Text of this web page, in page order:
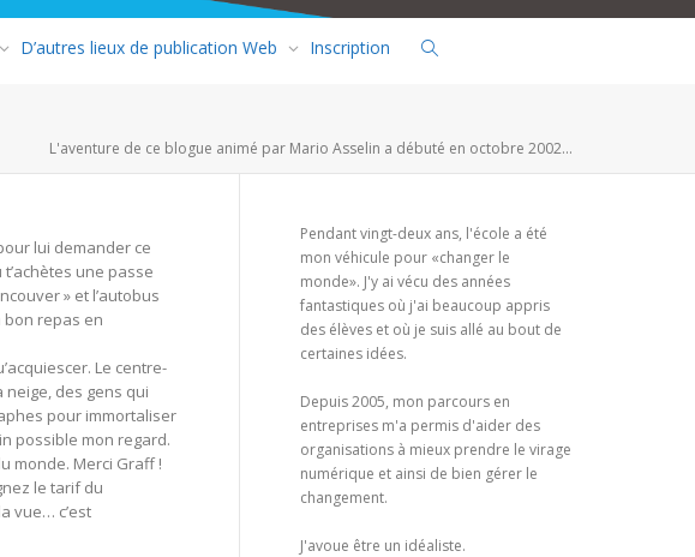
D’autres lieux de publication Web Inscription
L'aventure de ce blogue animé par Mario Asselin a débuté en octobre 2002...
lui demander ce
une passe
» et l’autobus
repas en
Le centre-
neige, des gens qui
pour immortaliser
possible mon regard.
monde. Merci Graff !
le tarif du
vue… c’est
Pendant vingt-deux ans, l'école a été
mon véhicule pour «changer le
monde». J'y ai vécu des années
fantastiques où j'ai beaucoup appris
des élèves et où je suis allé au bout de
certaines idées.
Depuis 2005, mon parcours en
entreprises m'a permis d'aider des
organisations à mieux prendre le virage
numérique et ainsi de bien gérer le
changement.
J'avoue être un idéaliste.